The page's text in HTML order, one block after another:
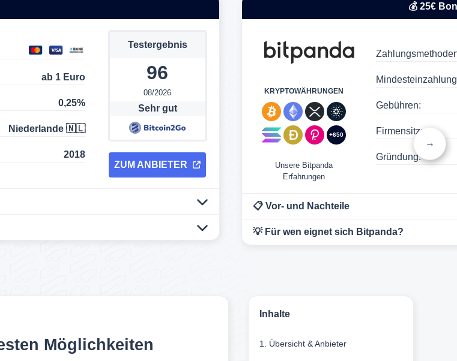
ab 1 Euro
0,25%
Niederlande 🇳🇱
2018
Testergebnis
96
08/2026
Sehr gut
ZUM ANBIETER
💰 25€
KRYPTOWÄHRUNGEN
+650
Unsere Bitpanda
Erfahrungen
Gebühren:
Firmensitz:
Gründung:
📋 Vor- und Nachteile
💡 Für wen eignet sich Bitpanda?
→
Möglichkeiten
Inhalte
1. Übersicht & Anbieter